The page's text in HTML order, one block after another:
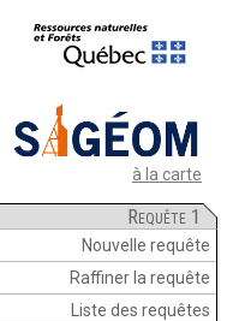
à la carte
Requête 1
Nouvelle requête
Raffiner la requête
Liste des requêtes